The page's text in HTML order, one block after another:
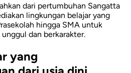
dari pertumbuhan Sangatta
lingkungan belajar yang
hingga SMA untuk
dan berkarakter.
yang